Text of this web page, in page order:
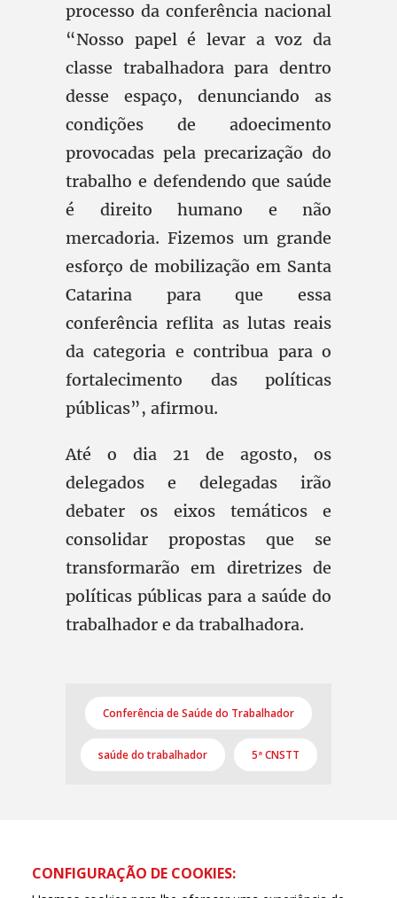
processo da conferência nacional
“Nosso papel é levar a voz da
classe trabalhadora para dentro
desse espaço, denunciando as
condições de adoecimento
provocadas pela precarização do
trabalho e defendendo que saúde
é direito humano e não
mercadoria. Fizemos um grande
esforço de mobilização em Santa
Catarina para que essa
conferência reflita as lutas reais
da categoria e contribua para o
fortalecimento das políticas
públicas”, afirmou.
Até o dia 21 de agosto, os
delegados e delegadas irão
debater os eixos temáticos e
consolidar propostas que se
transformarão em diretrizes de
políticas públicas para a saúde do
trabalhador e da trabalhadora.
Conferência de Saúde do Trabalhador
saúde do trabalhador 5ª CNSTT
CONFIGURAÇÃO DE COOKIES: